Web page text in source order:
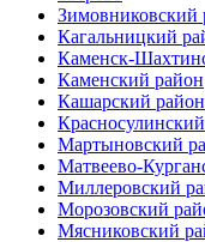
Зимовниковский
Кагальницкий
Каменск-
Каменский район
Кашарский район
Мартыновский
Матвеево-
Миллеровский
Морозовский
Мясниковский